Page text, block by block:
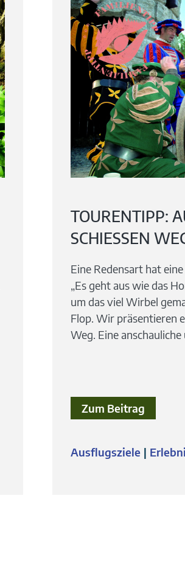
TOURENTIPP:
SCHIESSEN
Eine Redensart hat
„Es geht aus wie das
um das viel Wirbel
Flop. Wir präsentieren
Weg. Eine anschauliche
Zum Beitrag
Ausflugsziele